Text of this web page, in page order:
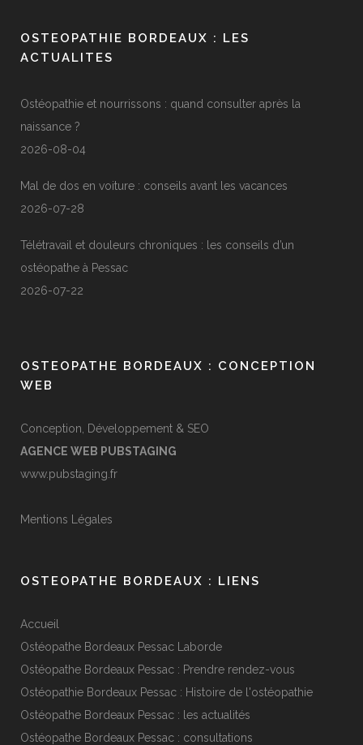
OSTEOPATHIE BORDEAUX : LES
ACTUALITES
Ostéopathie et nourrissons : quand consulter après la
naissance ?
2026-08-04
Mal de dos en voiture : conseils avant les vacances
2026-07-28
Télétravail et douleurs chroniques : les conseils d’un
ostéopathe à Pessac
2026-07-22
OSTEOPATHE BORDEAUX : CONCEPTION
WEB
Conception, Développement & SEO
AGENCE WEB PUBSTAGING
www.pubstaging.fr
Mentions Légales
OSTEOPATHE BORDEAUX : LIENS
Accueil
Ostéopathe Bordeaux Pessac Laborde
Ostéopathe Bordeaux Pessac : Prendre rendez-vous
Ostéopathie Bordeaux Pessac : Histoire de l'ostéopathie
Ostéopathe Bordeaux Pessac : les actualités
Ostéopathe Bordeaux Pessac : consultations